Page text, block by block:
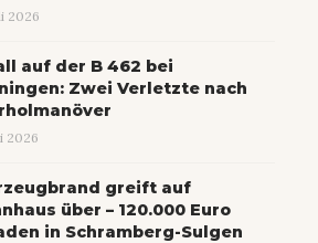
2026
auf der B 462 bei
Zwei Verletzte nach
2026
greift auf
über – 120.000 Euro
in Schramberg-Sulgen